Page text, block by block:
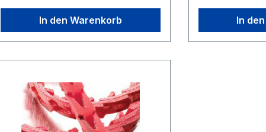
Gewebeeinlagen Farbe: rot
Rollenlänge: 30, 10 bzw. 2
In den Warenkorb
Farbe: rot
2
In